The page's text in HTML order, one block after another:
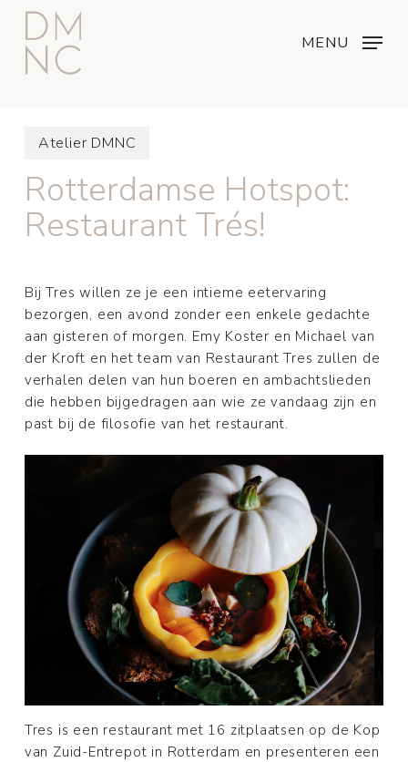
Skip
main
content
MENU
Atelier DMNC
Rotterdamse Hotspot:
Restaurant Trés!
Bij Tres willen ze je een intieme eetervaring
bezorgen, een avond zonder een enkele gedachte
aan gisteren of morgen. Emy Koster en Michael van
der Kroft en het team van Restaurant Tres zullen de
verhalen delen van hun boeren en ambachtslieden
die hebben bijgedragen aan wie ze vandaag zijn en
past bij de filosofie van het restaurant.
Tres is een restaurant met 16 zitplaatsen op de Kop
van Zuid-Entrepot in Rotterdam en presenteren een